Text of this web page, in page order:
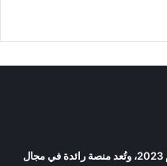
Persmind هي شركة تعليمية تأسست عام 2023، وتُعد منصة رائدة في مجال